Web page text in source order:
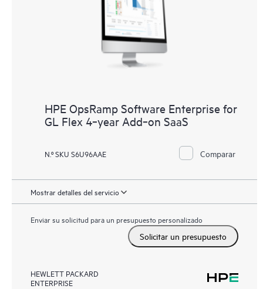
HPE OpsRamp Software Enterprise for
GL Flex 4‑year Add‑on SaaS
N.º SKU S6U96AAE Comparar
Mostrar detalles del servicio
Enviar su solicitud para un presupuesto personalizado
Solicitar un presupuesto
HEWLETT PACKARD
ENTERPRISE